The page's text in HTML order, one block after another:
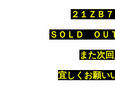
２１ＺＢ
ＳＯＬＤ ＯＵ
また次
宜しくお願い